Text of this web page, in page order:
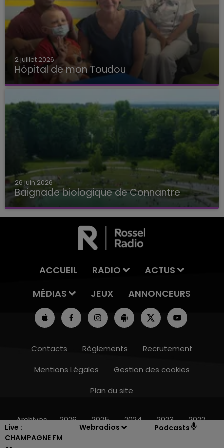
Live :
CHAMPAGNE FM
Webradios Podcasts
2 juillet 2026
Hôpital de mon Toudou
Hôpital de mon Toudou
26 juin 2026
Baignade biologique de Connantre
Baignade biologique de Connantre
ACCUEIL RADIO
ACTUS
MÉDIAS
JEUX ANNONCEURS
Contacts Règlements
Recrutement
Mentions Légales
Gestion des cookies
Plan du site
Archives 2026 2025 2024 2023 2022